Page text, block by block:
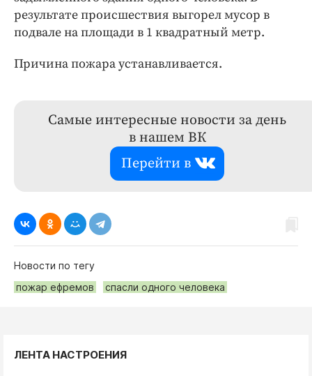
результате происшествия выгорел мусор в
подвале на площади в 1 квадратный метр.
Причина пожара устанавливается.
Самые интересные новости за день
в нашем ВК
Перейти в
Новости по тегу
пожар ефремов
спасли одного человека
ЛЕНТА НАСТРОЕНИЯ